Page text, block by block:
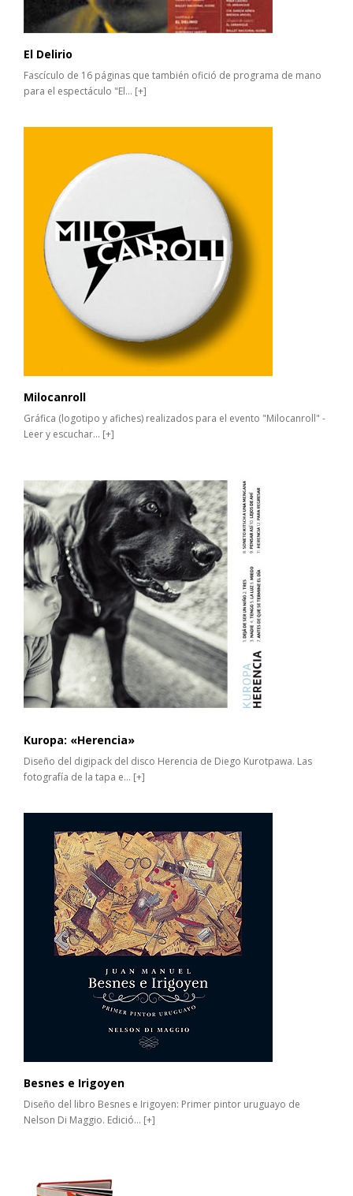
El Delirio
Fascículo de 16 páginas que también ofició de programa de mano
para el espectáculo "El... [+]
Milocanroll
Gráfica (logotipo y afiches) realizados para el evento "Milocanroll" -
Leer y escuchar... [+]
Kuropa: «Herencia»
Diseño del digipack del disco Herencia de Diego Kurotpawa. Las
fotografía de la tapa e... [+]
Besnes e Irigoyen
Diseño del libro Besnes e Irigoyen: Primer pintor uruguayo de
Nelson Di Maggio. Edició... [+]